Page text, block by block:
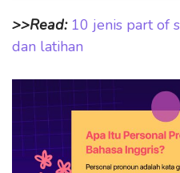
>>Read: 10 jenis part of
dan latihan